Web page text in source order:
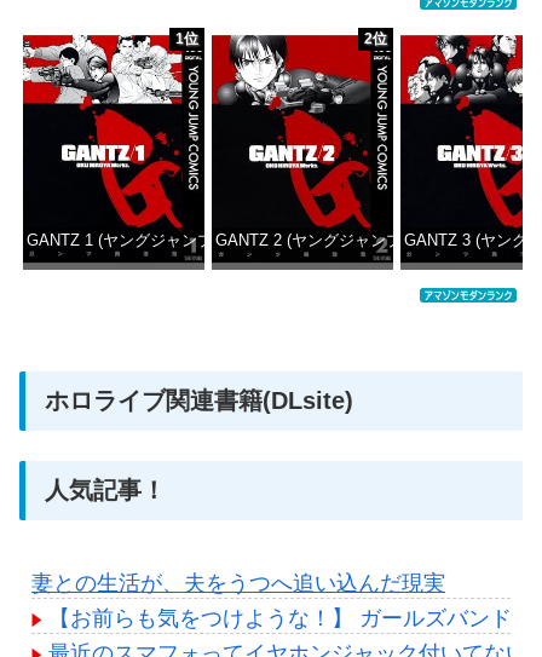
1位
GANTZ 1 (ヤングジャンプコミックスDIGITAL)
2位
GANTZ 2 (ヤングジャンプコミックス
GANTZ 3 (ヤング
ホロライブ関連書籍(DLsite)
人気記事！
妻との生活が、夫をうつへ追い込んだ現実
【お前らも気をつけような！】 ガールズバンド